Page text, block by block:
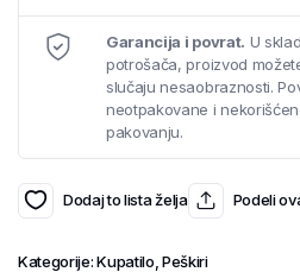
Garancija i povrat. U
potrošača, proizvod
slučaju nesaobraznosti.
neotpakovane i
pakovanju.
Dodaj to lista želja Podeli
Kategorije:Kupatilo Peškiri